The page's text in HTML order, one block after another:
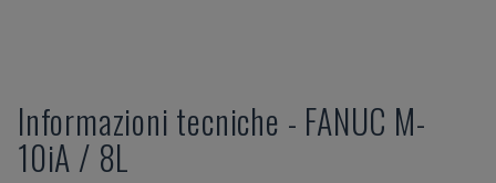
Informazioni tecniche - FANUC M-
10iA / 8L